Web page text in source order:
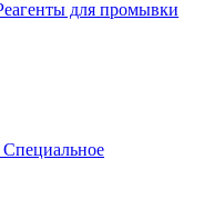
Специальное